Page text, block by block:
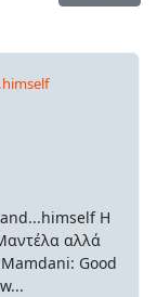
Η
αλλά
Mamdani: Good